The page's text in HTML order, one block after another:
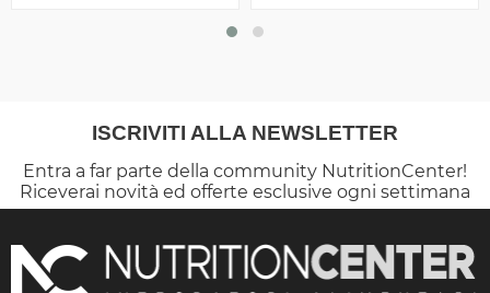
ISCRIVITI ALLA NEWSLETTER
Entra a far parte della community NutritionCenter!
Riceverai novità ed offerte esclusive ogni settimana